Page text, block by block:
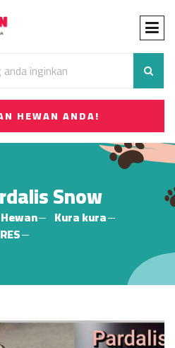
HEWAN ANDA!
Snow
Kura kura
RES